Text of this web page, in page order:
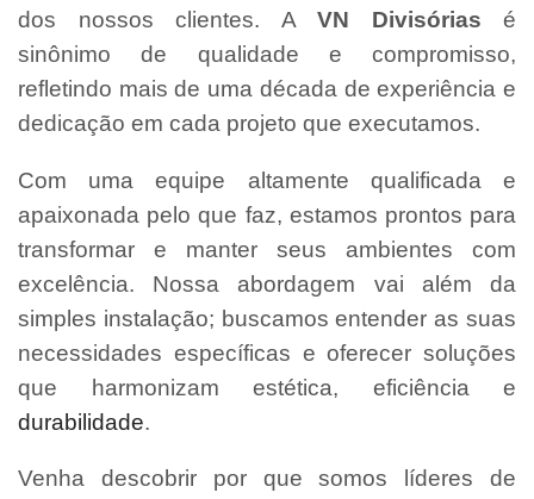
dos nossos clientes. A VN Divisórias é
sinônimo de qualidade e compromisso,
refletindo mais de uma década de experiência e
dedicação em cada projeto que executamos.
Com uma equipe altamente qualificada e
apaixonada pelo que faz, estamos prontos para
transformar e manter seus ambientes com
excelência. Nossa abordagem vai além da
simples instalação; buscamos entender as suas
necessidades específicas e oferecer soluções
que harmonizam estética, eficiência e
durabilidade.
Venha descobrir por que somos líderes de